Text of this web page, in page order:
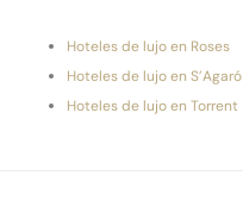
Hoteles de lujo en Roses
Hoteles de lujo en S’Agaró
Hoteles de lujo en Torrent